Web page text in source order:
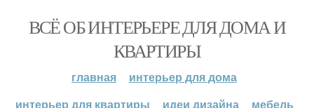
ВСЁ ОБ ИНТЕРЬЕРЕ ДЛЯ ДОМА И
КВАРТИРЫ
главная
интерьер для дома
интерьер для квартиры
идеи дизайна мебель